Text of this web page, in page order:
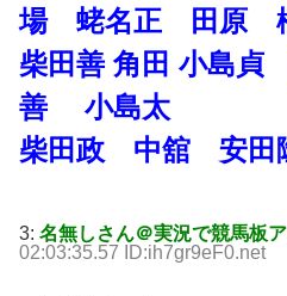
場 蛯名正 田原
柴田善 角田 小島
善 小島太
柴田政 中舘 安田
3: 名無しさん＠実況で競馬板
02:03:35.57 ID:ih7gr9eF0.net